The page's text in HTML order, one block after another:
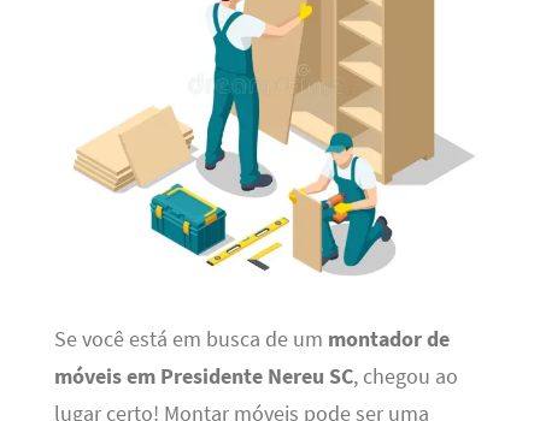
Se você está em busca de um montador de
móveis em Presidente Nereu SC, chegou ao
lugar certo! Montar móveis pode ser uma